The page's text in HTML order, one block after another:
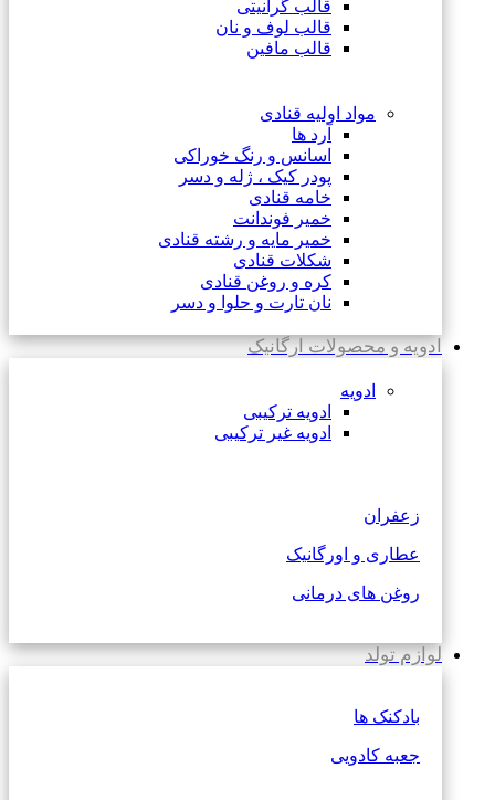
قالب گرانیتی
قالب لوف و نان
قالب مافین
مواد اولیه قنادی
آرد ها
اسانس و رنگ خوراکی
پودر کیک ، ژله و دسر
خامه قنادی
خمیر فوندانت
خمیر مایه و رشته قنادی
شکلات قنادی
کره و روغن قنادی
نان تارت و حلوا و دسر
ادویه و محصولات ارگانیک
ادویه
ادویه ترکیبی
ادویه غیر ترکیبی
زعفران
عطاری و اورگانیک
روغن های درمانی
لوازم تولد
بادکنک ها
جعبه کادویی